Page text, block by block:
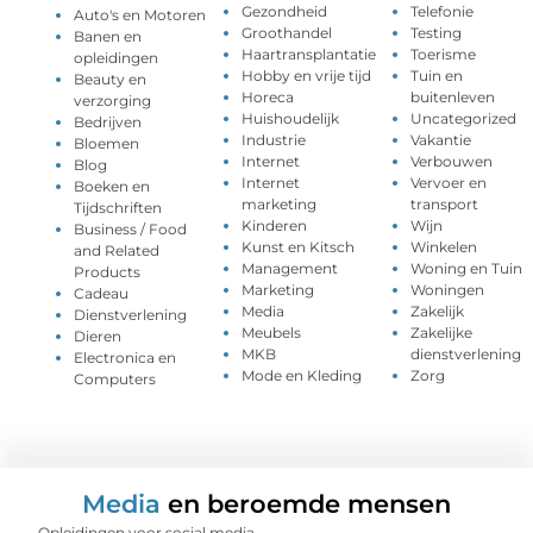
Auto's en Motoren
Banen en
opleidingen
Beauty en
verzorging
Bedrijven
Bloemen
Blog
Boeken en
Tijdschriften
Business / Food
and Related
Products
Cadeau
Dienstverlening
Dieren
Electronica en
Computers
Gezondheid
Groothandel
Haartransplantatie
Hobby en vrije tijd
Horeca
Huishoudelijk
Industrie
Internet
Internet
marketing
Kinderen
Kunst en Kitsch
Management
Marketing
Media
Meubels
MKB
Mode en Kleding
Telefonie
Testing
Toerisme
Tuin en
buitenleven
Uncategorized
Vakantie
Verbouwen
Vervoer en
transport
Wijn
Winkelen
Woning en Tuin
Woningen
Zakelijk
Zakelijke
dienstverlening
Zorg
Media en beroemde mensen